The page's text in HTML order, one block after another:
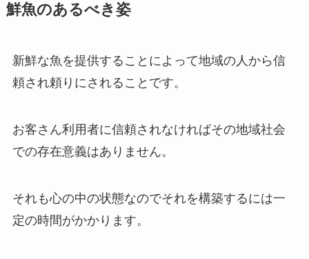
鮮魚のあるべき姿
新鮮な魚を提供することによって地域の人から信
頼され頼りにされることです。
お客さん利用者に信頼されなければその地域社会
での存在意義はありません。
それも心の中の状態なのでそれを構築するには一
定の時間がかかります。